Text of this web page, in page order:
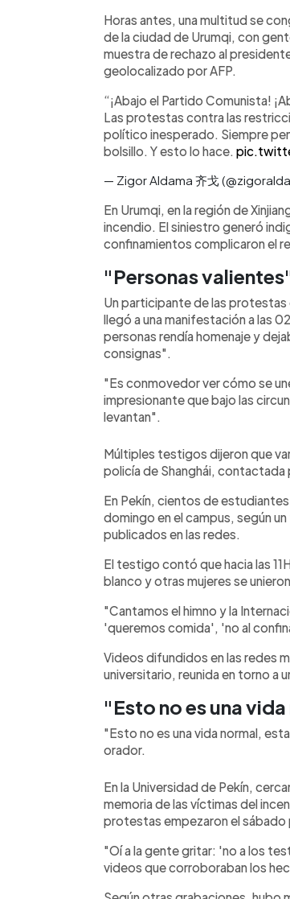
Horas antes, una multitud se
de la ciudad de Urumqi, con
muestra de rechazo al
geolocalizado por AFP.
“¡Abajo el Partido Comunista!
Las protestas contra las
político inesperado. Siempre
bolsillo. Y esto lo hace.
— Zigor Aldama 齐戈
En Urumqi, en la región de
incendio. El siniestro generó
confinamientos complicaron el
"Personas
Un participante de las protestas
llegó a una manifestación a las
personas rendía homenaje y
consignas".
"Es conmovedor ver cómo se
impresionante que bajo las
levantan".
Múltiples testigos dijeron que
policía de Shanghái, contactada
En Pekín, cientos de
domingo en el campus, según
publicados en las redes.
El testigo contó que hacia las
blanco y otras mujeres se unieron
"Cantamos el himno y la
'queremos comida', 'no al
Videos difundidos en las redes
universitario, reunida en torno a
"Esto no es una
"Esto no es una vida normal,
orador.
En la Universidad de Pekín,
memoria de las víctimas del
protestas empezaron el sábado
"Oí a la gente gritar: 'no a los
videos que corroboraban los